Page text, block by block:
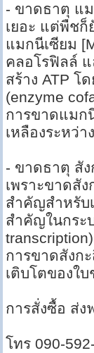
- ขาดธาตุ แม
เยอะ แต่พืชก็
แมกนีเซียม
คลอโรฟิลล์
สร้าง ATP โ
(enzyme
การขาดแมก
เหลืองระหว่า
- ขาดธาตุ สัง
เพราะขาดสั
สำคัญสำหรับ
สำคัญในกระ
การขาดสังก
เติบโตของใบ
การสั่งซื้อ ส่ง
โทร 090-